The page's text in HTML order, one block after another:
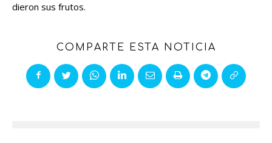
dieron sus frutos.
COMPARTE ESTA NOTICIA